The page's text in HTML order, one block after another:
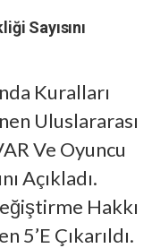
Sayısını
Kuralları
Uluslararası
Ve Oyuncu
Açıkladı.
Hakkı
5’e Çıkarıldı.